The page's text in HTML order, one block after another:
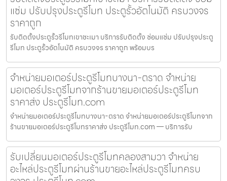
แซ่ม ปรับปรุงประตูรีโมท ประตูรั้วอัตโนมัติ ครบวงจร
ราคาถูก
รับติดตั้งประตูรั้วรีโมทเขาชะเมา บริการรับติดตั้ง ซ่อมแซ่ม ปรับปรุงประตู
รีโมท ประตูรั้วอัตโนมัติ ครบวงจร ราคาถูก พร้อมบร
จำหน่ายมอเตอร์ประตูรีโมทบางนา-ตราด จำหน่าย
มอเตอร์ประตูรีโมทจากร้านขายมอเตอร์ประตูรีโมท
ราคาส่ง ประตูรีโมท.com
จำหน่ายมอเตอร์ประตูรีโมทบางนา-ตราด จำหน่ายมอเตอร์ประตูรีโมทจาก
ร้านขายมอเตอร์ประตูรีโมทราคาส่ง ประตูรีโมท.com — บริการรับ
รับเปลี่ยนมอเตอร์ประตูรีโมทคลองสามวา จำหน่าย
อะไหล่ประตูรีโมทผ่านร้านขายอะไหล่ประตูรีโมทครบ